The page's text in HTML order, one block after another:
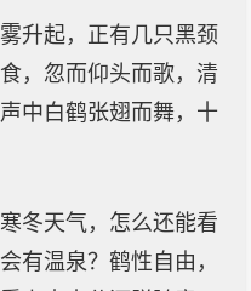
升起，正有几只黑颈
，忽而仰头而歌，清
中白鹤张翅而舞，十
冬天气，怎么还能看
有温泉？鹤性自由，